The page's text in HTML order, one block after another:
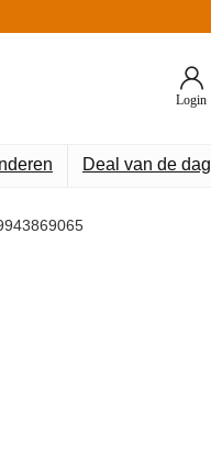
Login
Deal van de dag